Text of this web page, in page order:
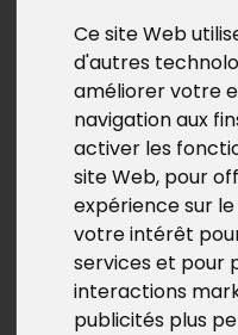
Ce site Web
d'autres
améliorer votre
navigation aux
activer les
site Web, pour
expérience sur
votre intérêt
services et pour
interactions
publicités plus
Le
baobab